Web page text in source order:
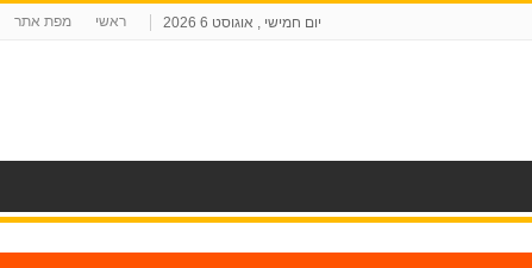
יום חמישי , אוגוסט 6 2026 ראשי מפת אתר